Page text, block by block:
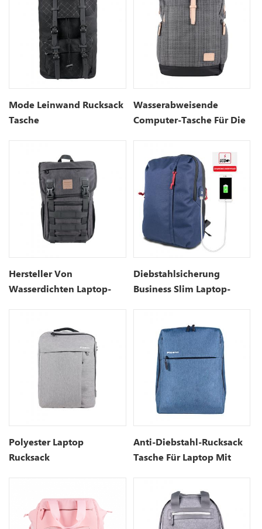
Mode Leinwand Rucksack
Tasche
Wasserabweisende
Computer-Tasche Für Die
Hersteller Von
Wasserdichten Laptop-
Diebstahlsicherung
Business Slim Laptop-
Polyester Laptop
Rucksack
Anti-Diebstahl-Rucksack
Tasche Für Laptop Mit